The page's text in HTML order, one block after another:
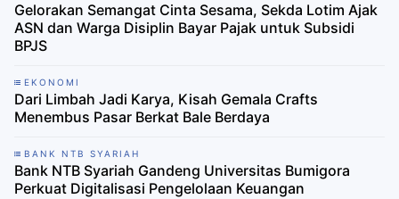
Gelorakan Semangat Cinta Sesama, Sekda Lotim Ajak
ASN dan Warga Disiplin Bayar Pajak untuk Subsidi
BPJS
EKONOMI
‎Dari Limbah Jadi Karya, Kisah Gemala Crafts
Menembus Pasar Berkat Bale Berdaya ‎
BANK NTB SYARIAH
Bank NTB Syariah Gandeng Universitas Bumigora
Perkuat Digitalisasi Pengelolaan Keuangan